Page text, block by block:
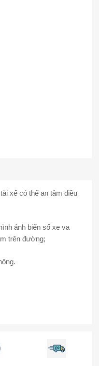
xế có thể an tâm điều
ảnh biển số xe va
trên đường;